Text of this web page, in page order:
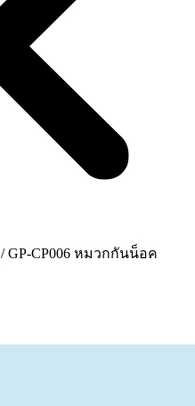
/ GP-CP006 หมวกกันน็อค